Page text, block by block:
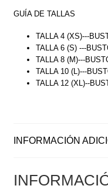
GUÍA DE TALLAS
TALLA 4 (XS)---
TALLA 6 (S) ---
TALLA 8 (M)---
TALLA 10 (L)---
TALLA 12 (XL)--
INFORMACIÓN